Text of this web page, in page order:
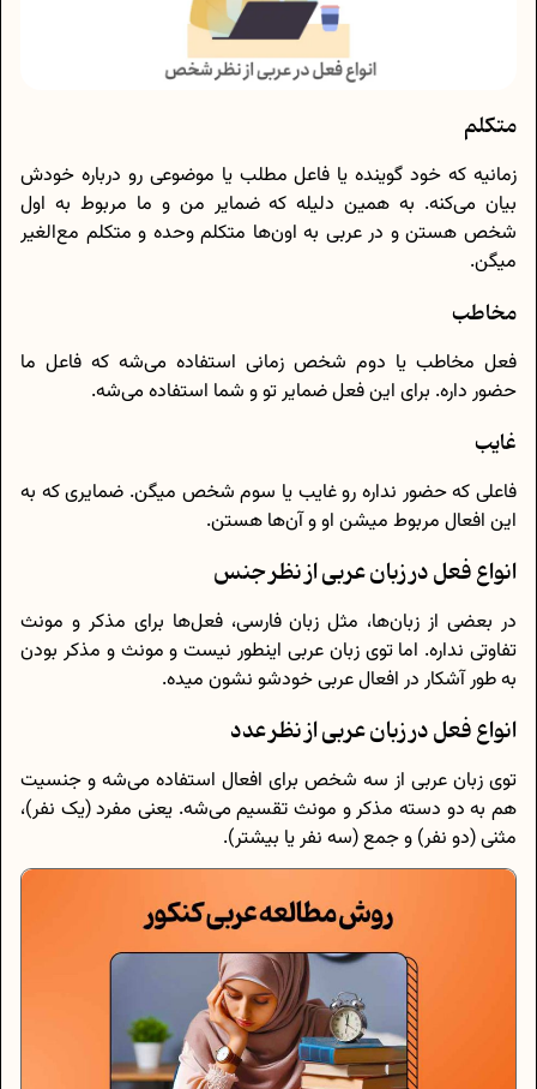
متکلم
زمانیه که خود گوینده یا فاعل مطلب یا موضوعی رو درباره خودش
بیان می‌کنه. به همین دلیله که ضمایر من و ما مربوط به اول
شخص هستن و در عربی به اون‌ها متکلم وحده و متکلم مع‌الغیر
میگن.
مخاطب
فعل مخاطب یا دوم شخص زمانی استفاده می‌شه که فاعل ما
حضور داره. برای این فعل ضمایر تو و شما استفاده می‌شه.
غایب
فاعلی که حضور نداره رو غایب یا سوم شخص میگن. ضمایری که به
این افعال مربوط میشن او و آن‌ها هستن.
انواع فعل در زبان عربی از نظر جنس
در بعضی از زبان‌ها، مثل زبان فارسی، فعل‌ها برای مذکر و مونث
تفاوتی نداره. اما توی زبان عربی اینطور نیست و مونث و مذکر بودن
به طور آشکار در افعال عربی خودشو نشون میده.
انواع فعل در زبان عربی از نظر عدد
توی زبان عربی از سه شخص برای افعال استفاده می‌شه و جنسیت
هم به دو دسته مذکر و مونث تقسیم می‌شه. یعنی مفرد (یک نفر)،
مثنی (دو نفر) و جمع (سه نفر یا بیشتر).